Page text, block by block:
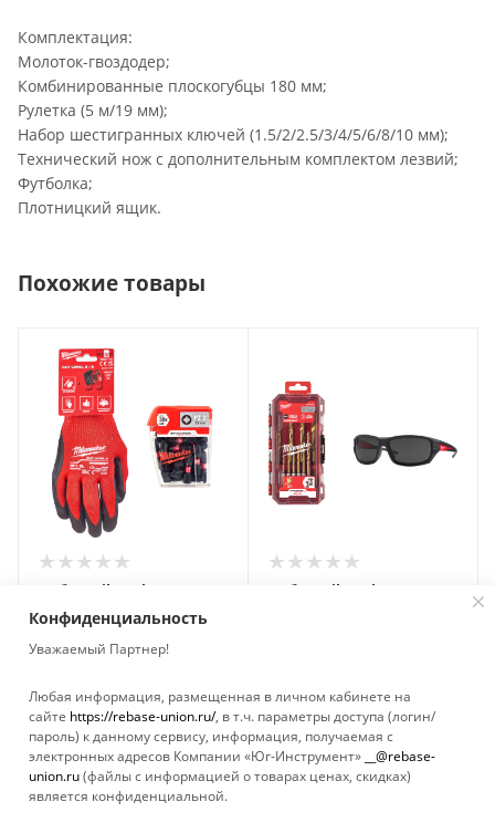
Комплектация:
Молоток-гвоздодер;
Комбинированные плоскогубцы 180 мм;
Рулетка (5 м/19 мм);
Набор шестигранных ключей (1.5/2/2.5/3/4/5/6/8/10 мм);
Технический нож с дополнительным комплектом лезвий;
Футболка;
Плотницкий ящик.
Похожие товары
Набор Milwaukee №12XL
4932430864 + 4932471422
Набор Milwaukee №2
Конфиденциальность
Уважаемый Партнер!
Любая информация, размещенная в личном кабинете на
сайте https://rebase-union.ru/, в т.ч. параметры доступа (логин/
пароль) к данному сервису, информация, получаемая с
электронных адресов Компании «Юг-Инструмент»
__@rebase-
union.ru(файлы с информацией о товарах ценах, скидках)
является конфиденциальной.